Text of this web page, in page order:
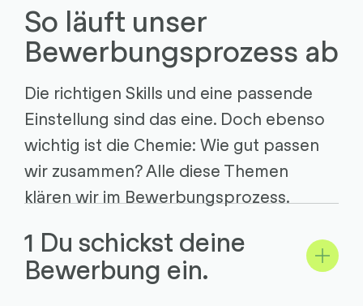
So läuft unser
Bewerbungsprozess ab
Die richtigen Skills und eine passende
Einstellung sind das eine. Doch ebenso
wichtig ist die Chemie: Wie gut passen
wir zusammen? Alle diese Themen
klären wir im Bewerbungsprozess.
1 Du schickst deine
Bewerbung ein.